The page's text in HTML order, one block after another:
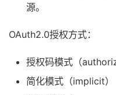
源。
OAuth2.0授权方式：
授权码模式（
简化模式（implicit）